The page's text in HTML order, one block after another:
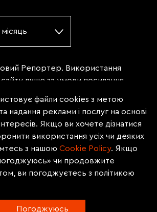
Репортер. Використання
сайту лише за умови посилання
не нижче третього
щодо яких міститься
повну републікацію
копіювання, відтворення або
заборонено
без згоди редакції.
позначкою PROMOTED, ЗА
файли cookies з метою
надання реклами і послуг на основі
Якщо ви хочете дізнатися
використання усіх чи деяких
з нашою Сookie Policy. Якщо
чи продовжите
ви погоджуєтесь з політикою
Погоджуюсь